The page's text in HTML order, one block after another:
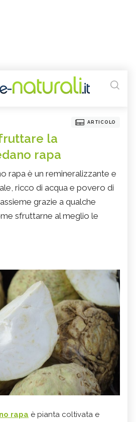
ARTICOLO
la
rapa
rapa è un remineralizzante e
ricco di acqua e povero di
grazie a qualche
sfruttarne al meglio le
rapa è pianta coltivata e